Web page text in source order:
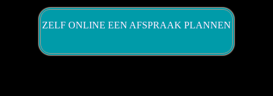
ZELF ONLINE EEN AFSPRAAK PLANNEN